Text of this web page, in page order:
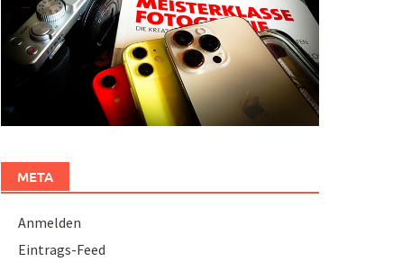
META
Anmelden
Eintrags-Feed